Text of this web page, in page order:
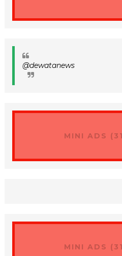
@dewatanews
MINI ADS
MINI ADS